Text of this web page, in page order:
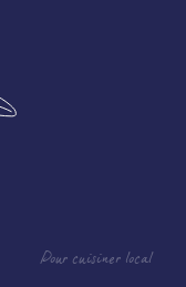
Pour cuisiner local